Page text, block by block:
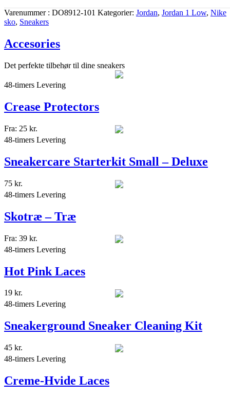
Varenummer DO8912-101 Kategorier Jordan, Jordan 1 Low, Nike
sko, Sneakers
Accesories
Det perfekte tilbehør til dine sneakers
48-timers Levering
Crease Protectors
Fra: 25 kr.
48-timers Levering
Sneakercare Starterkit Small – Deluxe
75 kr.
48-timers Levering
Skotræ – Træ
Fra: 39 kr.
48-timers Levering
Hot Pink Laces
19 kr.
48-timers Levering
Sneakerground Sneaker Cleaning Kit
45 kr.
48-timers Levering
Creme-Hvide Laces